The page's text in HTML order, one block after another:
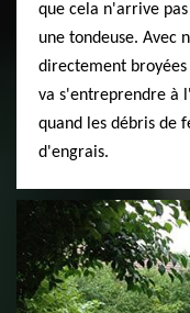
que cela n'arrive
une tondeuse. Avec
directement
va s'entreprendre à
quand les débris de
d'engrais.